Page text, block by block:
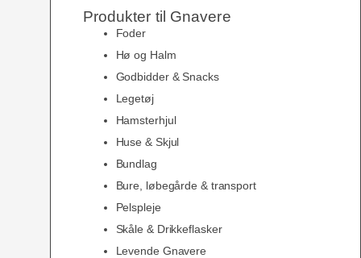
Produkter til Gnavere
Foder
Hø og Halm
Godbidder & Snacks
Legetøj
Hamsterhjul
Huse & Skjul
Bundlag
Bure, løbegårde & transport
Pelspleje
Skåle & Drikkeflasker
Levende Gnavere